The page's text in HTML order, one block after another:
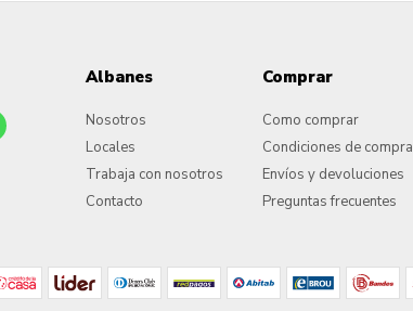
Albanes
Nosotros
Locales
Trabaja con nosotros
Contacto
Comprar
Como comprar
Condiciones de compra
Envíos y devoluciones
Preguntas frecuentes